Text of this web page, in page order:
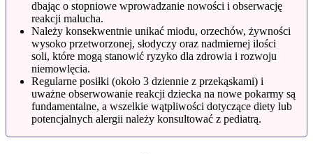
dbając o stopniowe wprowadzanie nowości i obserwację
reakcji malucha.
Należy konsekwentnie unikać miodu, orzechów, żywności
wysoko przetworzonej, słodyczy oraz nadmiernej ilości
soli, które mogą stanowić ryzyko dla zdrowia i rozwoju
niemowlęcia.
Regularne posiłki (około 3 dziennie z przekąskami) i
uważne obserwowanie reakcji dziecka na nowe pokarmy są
fundamentalne, a wszelkie wątpliwości dotyczące diety lub
potencjalnych alergii należy konsultować z pediatrą.